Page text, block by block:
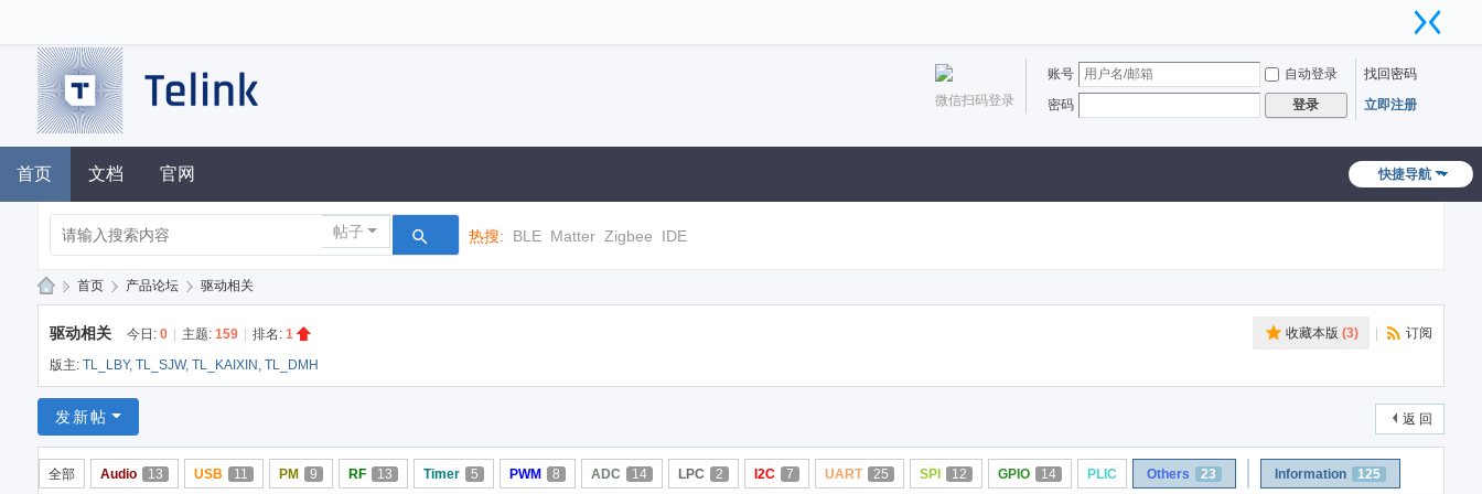
账号 自动登录
找回密码
密码
登录 立即注册
微信扫码登录
快捷导航
首页 文档 官网
帖子 热搜: BLE Matter Zigbee IDE
论
坛
» 首页 › 产品论坛 › 驱动相关
收藏本版(3) 订阅
驱动相关 今日: 0 主题: 159 排名: 1
版主: TL_LBY, TL_SJW, TL_KAIXIN , TL_DMH
返 回
发新帖
全部 Audio 13 USB 11 PM 9 RF 13 Timer 5 PWM 8 ADC 14 LPC 2 I2C 7 UART 25 SPI 12 GPIO 14 PLIC Others 23 Information 125